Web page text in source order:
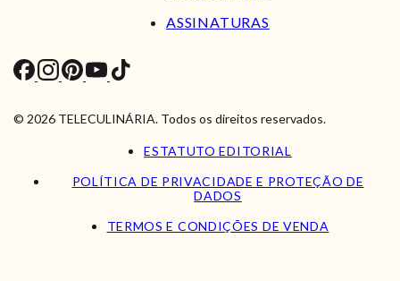
ASSINATURAS
© 2026 TELECULINÁRIA. Todos os direitos reservados.
ESTATUTO EDITORIAL
POLÍTICA DE PRIVACIDADE E PROTEÇÃO DE
DADOS
TERMOS E CONDIÇÕES DE VENDA